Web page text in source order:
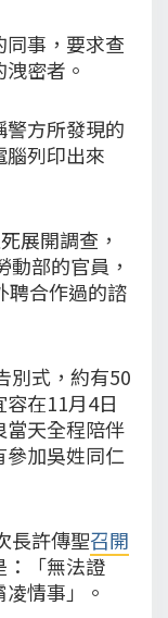
事，要求查
密者。
方所發現的
腦列印出來
展開調查，
部的官員，
聘合作過的諮
別式，約有50
在11月4日
當天全程陪伴
加吳姓同仁
長許傳聖召開
：「無法證
情事」。